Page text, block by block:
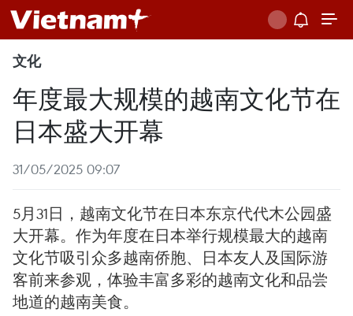
文化
年度最大规模的越南文化节在
日本盛大开幕
31/05/2025 09:07
5月31日，越南文化节在日本东京代代木公园盛
大开幕。作为年度在日本举行规模最大的越南
文化节吸引众多越南侨胞、日本友人及国际游
客前来参观，体验丰富多彩的越南文化和品尝
地道的越南美食。